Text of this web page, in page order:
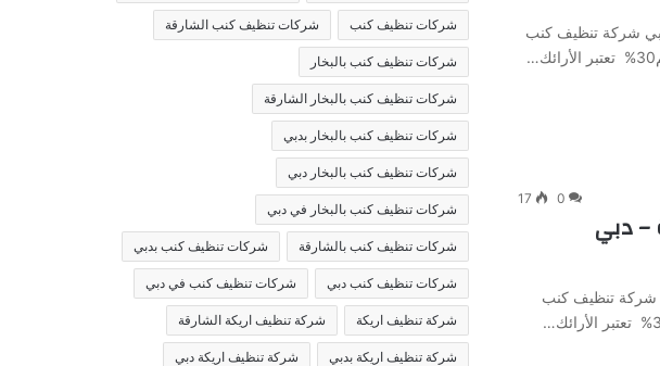
شركة تنظيف كنب
0
17
دبي
تنظيف كنب
شركات تنظيف كنب شركات تنظيف كنب الشارقة
شركات تنظيف كنب بالبخار
شركات تنظيف كنب بالبخار الشارقة
شركات تنظيف كنب بالبخار بدبي
شركات تنظيف كنب بالبخار دبي
شركات تنظيف كنب بالبخار في دبي
شركات تنظيف كنب بالشارقة شركات تنظيف كنب بدبي
شركات تنظيف كنب دبي شركات تنظيف كنب في دبي
شركة تنظيف اريكة شركة تنظيف اريكة الشارقة
شركة تنظيف اريكة بدبي شركة تنظيف اريكة دبي